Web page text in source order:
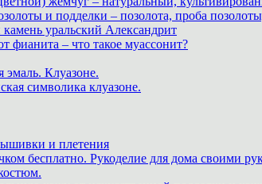
и подделки – позолота, проба
уральский Александрит
фианита – что такое муассонит?
эмаль. Клуазоне.
символика клуазоне.
и плетения
бесплатно. Рукоделие для дома своими